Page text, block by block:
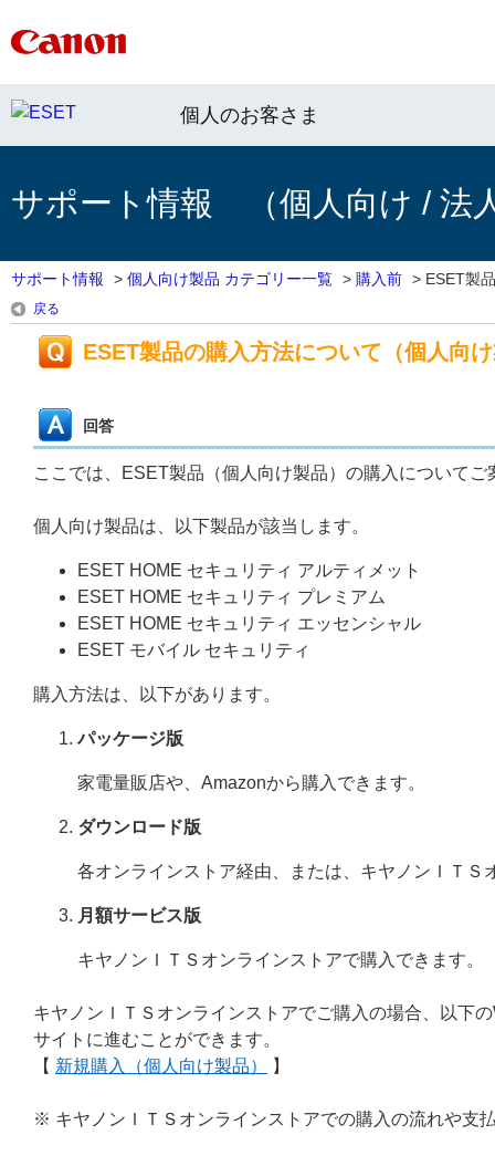
個人のお客さま
サポート情報 （個人向け / 法
サポート情報 > 個人向け製品 カテゴリー一覧 > 購入前 > ESET製
戻る
ESET製品の購入方法について（個人向
回答
ここでは、ESET製品（個人向け製品）の購入についてご
個人向け製品は、以下製品が該当します。
ESET HOME セキュリティ アルティメット
ESET HOME セキュリティ プレミアム
ESET HOME セキュリティ エッセンシャル
ESET モバイル セキュリティ
購入方法は、以下があります。
パッケージ版
家電量販店や、Amazonから購入できます。
ダウンロード版
各オンラインストア経由、または、キヤノンＩＴＳ
月額サービス版
キヤノンＩＴＳオンラインストアで購入できます。
キヤノンＩＴＳオンラインストアでご購入の場合、以下
サイトに進むことができます。
【 新規購入（個人向け製品） 】
※ キヤノンＩＴＳオンラインストアでの購入の流れや支